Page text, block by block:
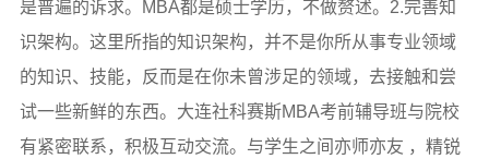
是普遍的诉求。MBA都是硕士学历，不做赘述。2.完善知
识架构。这里所指的知识架构，并不是你所从事专业领域
的知识、技能，反而是在你未曾涉足的领域，去接触和尝
试一些新鲜的东西。大连社科赛斯MBA考前辅导班与院校
有紧密联系，积极互动交流。与学生之间亦师亦友 ，精锐